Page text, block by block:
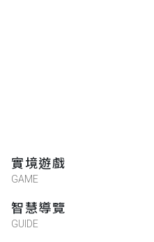
實境遊戲
GAME
智慧導覽
GUIDE